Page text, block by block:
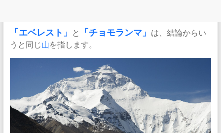
「 エベレスト 」 と 「 チョモランマ 」 は、結論からい
うと同じ山を指します。